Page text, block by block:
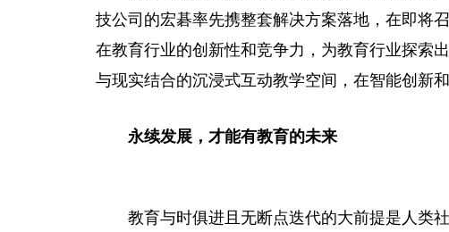
技公司的宏碁率先携整套解决方案落地，在即将
在教育行业的创新性和竞争力，为教育行业探索
与现实结合的沉浸式互动教学空间，在智能创新
永续发展 ， 才能有教育的未来
教育与时俱进且无断点迭代的大前提是人类